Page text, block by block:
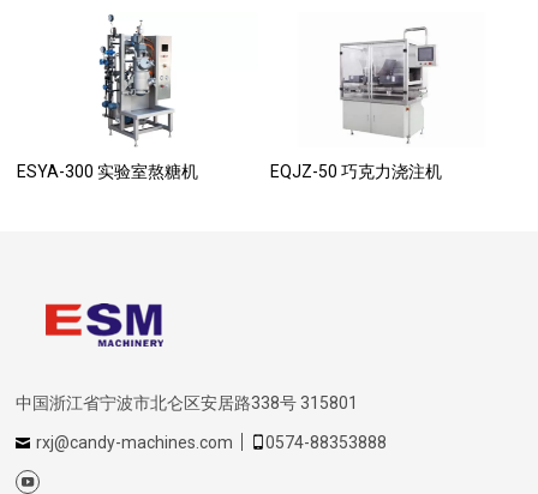
ESYA-300 实验室熬糖机 EQJZ-50 巧克力浇注机
中国浙江省宁波市北仑区安居路338号 315801
rxj@candy-machines.com 0574-88353888